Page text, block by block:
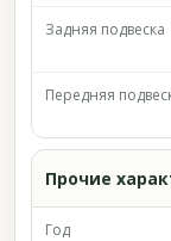
Задняя подвеска
Передняя
Прочие
Год